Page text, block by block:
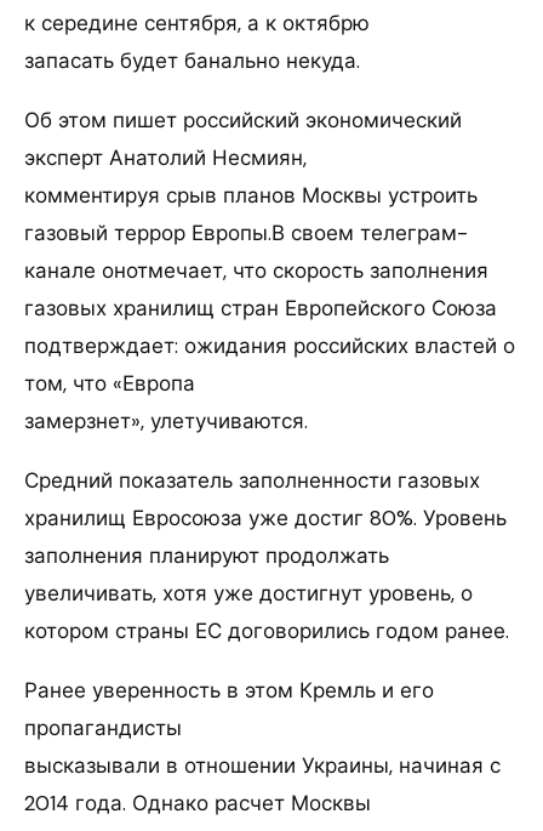
к середине сентября, а к октябрю
запасать будет банально некуда.
Об этом пишет российский экономический
эксперт Анатолий Несмиян,
комментируя срыв планов Москвы устроить
газовый террор Европы.В своем телеграм-
канале онотмечает, что скорость заполнения
газовых хранилищ стран Европейского Союза
подтверждает: ожидания российских властей о
том, что «Европа
замерзнет», улетучиваются.
Средний показатель заполненности газовых
хранилищ Евросоюза уже достиг 80%. Уровень
заполнения планируют продолжать
увеличивать, хотя уже достигнут уровень, о
котором страны ЕС договорились годом ранее.
Ранее уверенность в этом Кремль и его
пропагандисты
высказывали в отношении Украины, начиная с
2014 года. Однако расчет Москвы